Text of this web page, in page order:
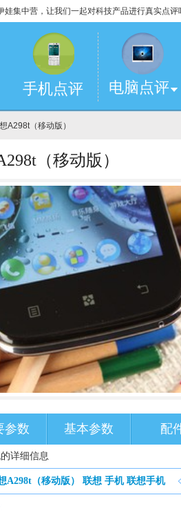
娃集中营，让我们一起对科技产品进行真实点评
手机点评 电脑点评
A298t（移动版）
（移动版）
参数 基本参数 配
详细信息
A298t（移动版） 联想 手机 联想手机